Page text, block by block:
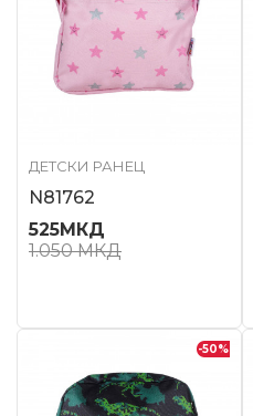
ДЕТСКИ РАНЕЦ
N81762
525МКД
1.050МКД
-50%